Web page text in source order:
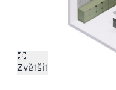
Zvětšit